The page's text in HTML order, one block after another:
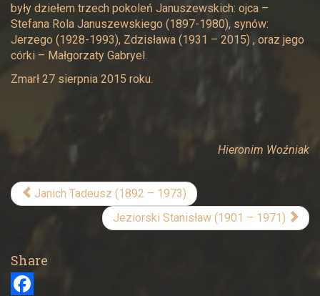
były dziełem trzech pokoleń Januszewskich: ojca –
Stefana Rola Januszewskiego (1897-1980), synów:
Jerzego (1928-1993), Zdzisława (1931 – 2015) , oraz jego
córki – Małgorzaty Gabryel.
Zmarł 27 sierpnia 2015 roku.
Hieronim Woźniak
Janich Tadeusz (1892 – 1973)
Jeziorski Stanisław (1901 – 1971)
Share